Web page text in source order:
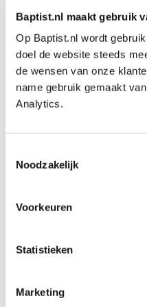
Baptist.nl maakt gebruik
Op Baptist.nl wordt
doel de website steeds
de wensen van onze
name gebruik gemaakt
Analytics.
Noodzakelijk
Voorkeuren
Statistieken
Marketing
€ 12,30
€ 11,28 excl.
In stock
Compare